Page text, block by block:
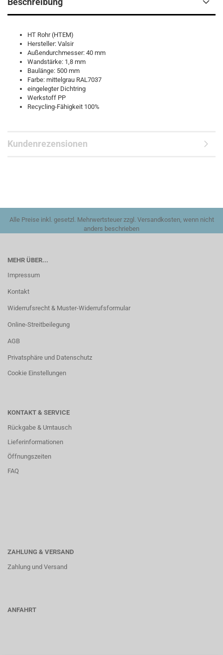
HT Rohr (HTEM)
Hersteller: Valsir
Außendurchmesser: 40 mm
Wandstärke: 1,8 mm
Baulänge: 500 mm
Farbe: mittelgrau RAL7037
eingelegter Dichtring
Werkstoff PP
Recycling-Fähigkeit 100%
Kundenrezensionen
Alle Preise inkl. gesetzl. Mehrwertsteuer zzgl. Versandkosten, wenn nicht
anders beschrieben
MEHR ÜBER...
Impressum
Kontakt
Widerrufsrecht & Muster-Widerrufsformular
Online-Streitbeilegung
AGB
Privatsphäre und Datenschutz
Cookie Einstellungen
KONTAKT & SERVICE
Rückgabe & Umtausch
Lieferinformationen
Öffnungszeiten
FAQ
ZAHLUNG & VERSAND
Zahlung und Versand
ANFAHRT